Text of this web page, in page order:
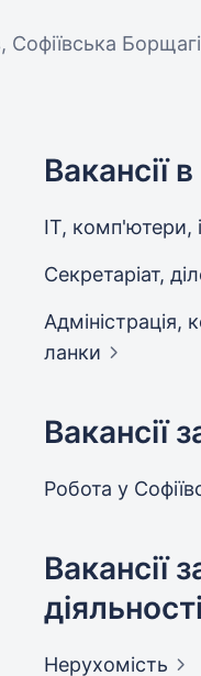
Софіївська
Вакансії
IT, комп'ютери,
Секретаріат,
Адмiнiстрацiя,
ланки
Вакансії
Робота у
Вакансії
діяльності
Нерухомість